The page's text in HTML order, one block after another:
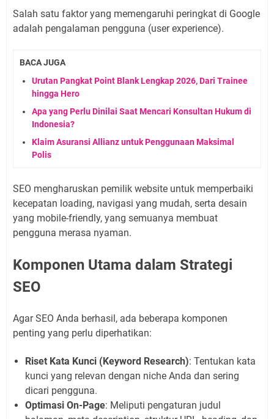
Salah satu faktor yang memengaruhi peringkat di Google
adalah pengalaman pengguna (user experience).
BACA JUGA
Urutan Pangkat Point Blank Lengkap 2026, Dari Trainee
hingga Hero
Apa yang Perlu Dinilai Saat Mencari Konsultan Hukum di
Indonesia?
Klaim Asuransi Allianz untuk Penggunaan Maksimal
Polis
SEO mengharuskan pemilik website untuk memperbaiki
kecepatan loading, navigasi yang mudah, serta desain
yang mobile-friendly, yang semuanya membuat
pengguna merasa nyaman.
Komponen Utama dalam Strategi
SEO
Agar SEO Anda berhasil, ada beberapa komponen
penting yang perlu diperhatikan:
Riset Kata Kunci (Keyword Research): Tentukan kata
kunci yang relevan dengan niche Anda dan sering
dicari pengguna.
Optimasi On-Page: Meliputi pengaturan judul